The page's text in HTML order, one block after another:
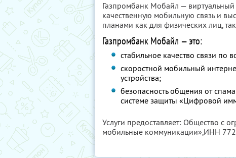
Газпромбанк Мобайл —
качественную мобильную связь и
планами как для физических лиц,
Газпромбанк Мобайл — это:
стабильное качество связи по
скоростной мобильный
устройства;
безопасность общения от
системе защиты «Цифровой
Услуги предоставляет: Общество с
мобильные коммуникации»,ИНН